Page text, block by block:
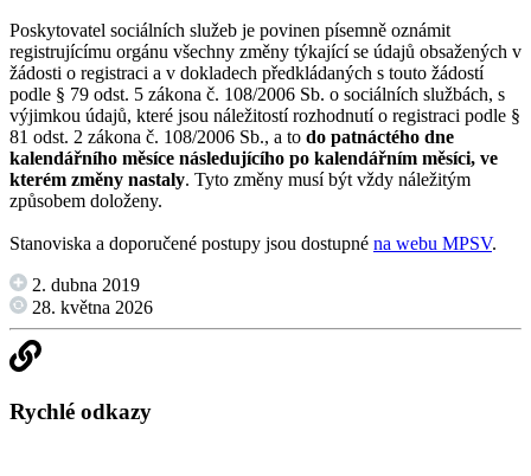
Poskytovatel sociálních služeb je povinen písemně oznámit
registrujícímu orgánu všechny změny týkající se údajů obsažených v
žádosti o registraci a v dokladech předkládaných s touto žádostí
podle § 79 odst. 5 zákona č. 108/2006 Sb. o sociálních službách, s
výjimkou údajů, které jsou náležitostí rozhodnutí o registraci podle §
81 odst. 2 zákona č. 108/2006 Sb., a to do patnáctého dne
kalendářního měsíce následujícího po kalendářním měsíci, ve
kterém změny nastaly. Tyto změny musí být vždy náležitým
způsobem doloženy.
Stanoviska a doporučené postupy jsou dostupné na webu MPSV.
2. dubna 2019
28. května 2026
Rychlé odkazy